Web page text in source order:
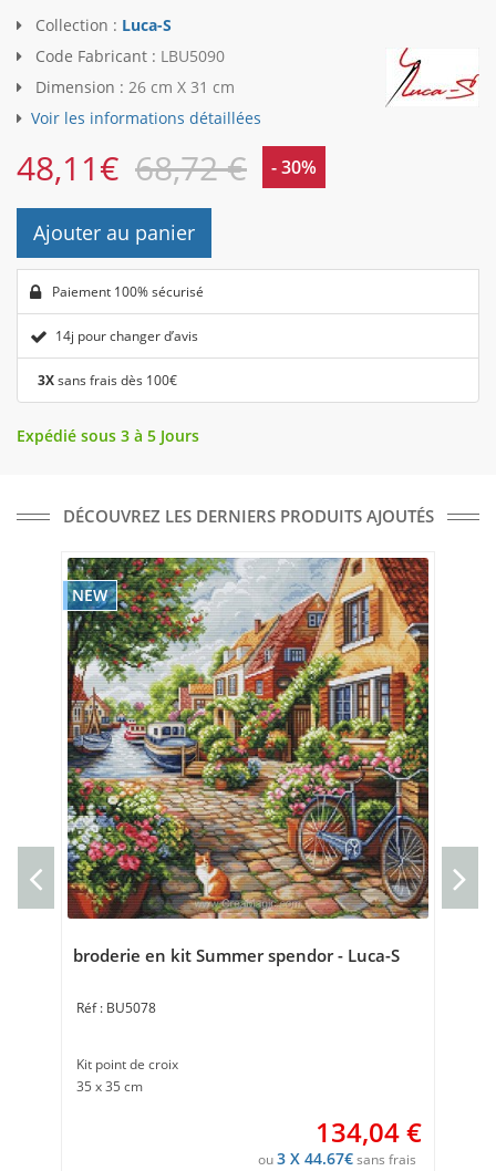
Collection : Luca-S
Code Fabricant : LBU5090
Dimension : 26 cm X 31 cm
Voir les informations détaillées
48,11€ 68,72 € - 30%
Ajouter au panier
Paiement 100% sécurisé
14j pour changer d’avis
3Xsans frais dès 100€
Expédié sous 3 à 5 Jours
DÉCOUVREZ LES DERNIERS PRODUITS AJOUTÉS
NEW
broderie en kit Summer spendor - Luca-S
BU5078
Kit point de croix
35 x 35 cm
134,04€
ou3 X 44.67€sans frais